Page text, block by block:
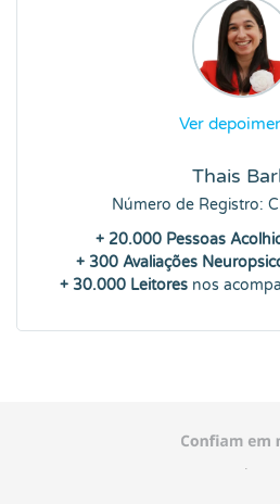
Ver
Thais
Número de Registro:
+ 20.000 Pessoas
+ 300 Avaliações
+ 30.000 Leitoresnos